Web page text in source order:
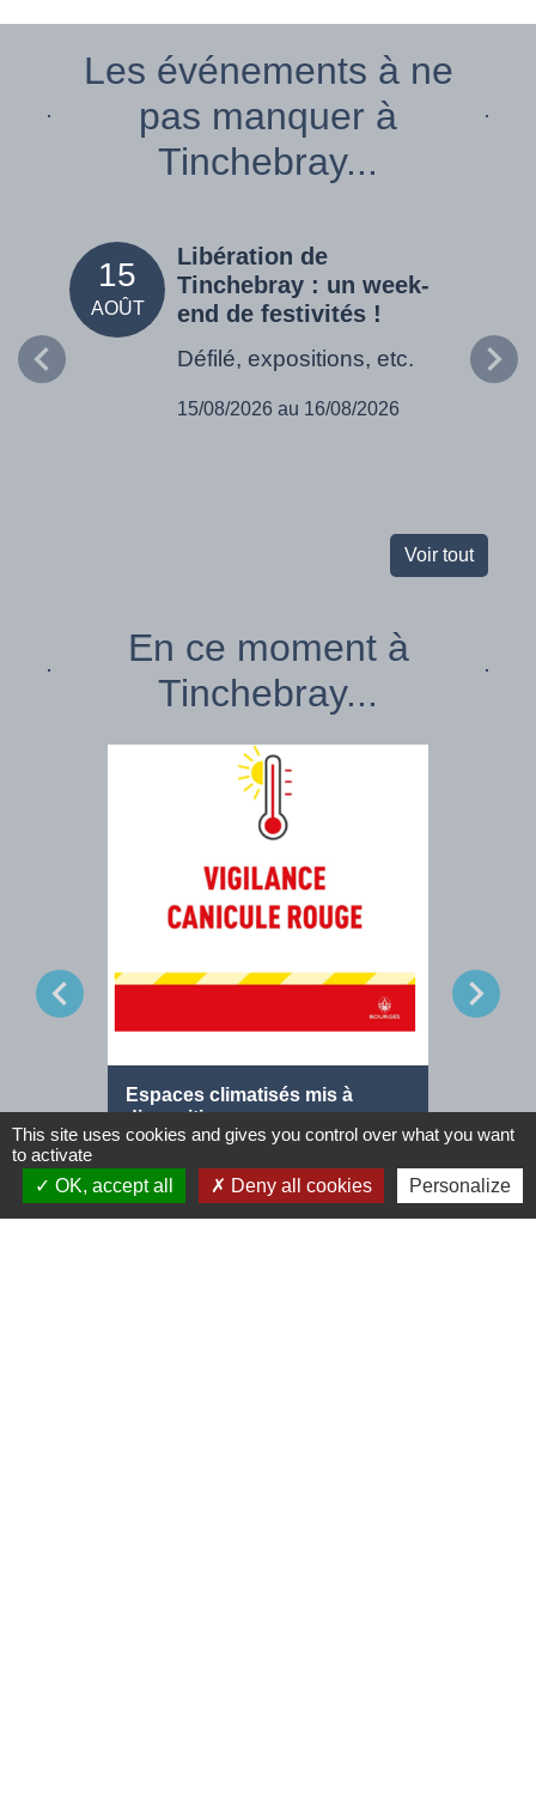
Les événements à ne
pas manquer à
Tinchebray...
15
AOÛT
Libération de
Tinchebray : un week-
end de festivités !
Défilé, expositions, etc.
15/08/2026 au 16/08/2026
Voir tout
En ce moment à
Tinchebray...
Espaces climatisés mis à
disposition
Venez vous rafraîchir !
chevron_left chevron_right
This site uses cookies and gives you control over what you want
to activate
OK, accept all
Deny all cookies Personalize